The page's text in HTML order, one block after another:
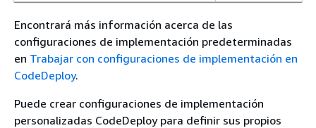
Encontrará más información acerca de las
configuraciones de implementación predeterminadas
en Trabajar con configuraciones de implementación en
CodeDeploy.
Puede crear configuraciones de implementación
personalizadas CodeDeploy para definir sus propios